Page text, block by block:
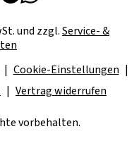
und zzgl.Service- &
Cookie-Einstellungen
Vertrag widerrufen
vorbehalten.